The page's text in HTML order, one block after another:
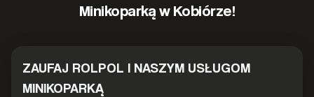
Minikoparką w Kobiórze!
ZAUFAJ ROLPOL I NASZYM USŁUGOM
MINIKOPARKĄ